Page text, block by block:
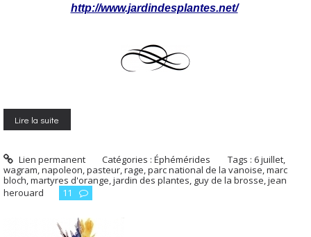
http://www.jardindesplantes.net/
Lire la suite
Lien permanent Catégories :Éphémérides Tags : 6 juillet,
wagram,napoleon,pasteur,rage,parc national de la vanoise,marc
bloch,martyres d'orange,jardin des plantes, guy de la brosse,jean
herouard
11